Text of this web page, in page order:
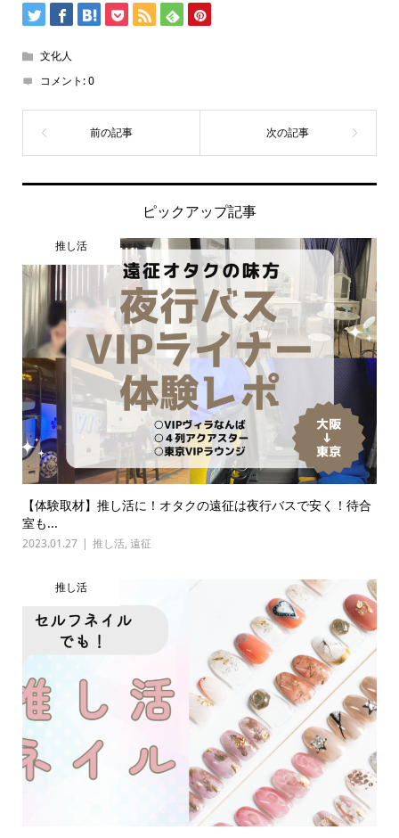
文化人
コメント:0
ピックアップ記事
推し活
【体験取材】推し活に！オタクの遠征は夜行バスで安く！待合
室も...
2023.01.27 推し活, 遠征
推し活